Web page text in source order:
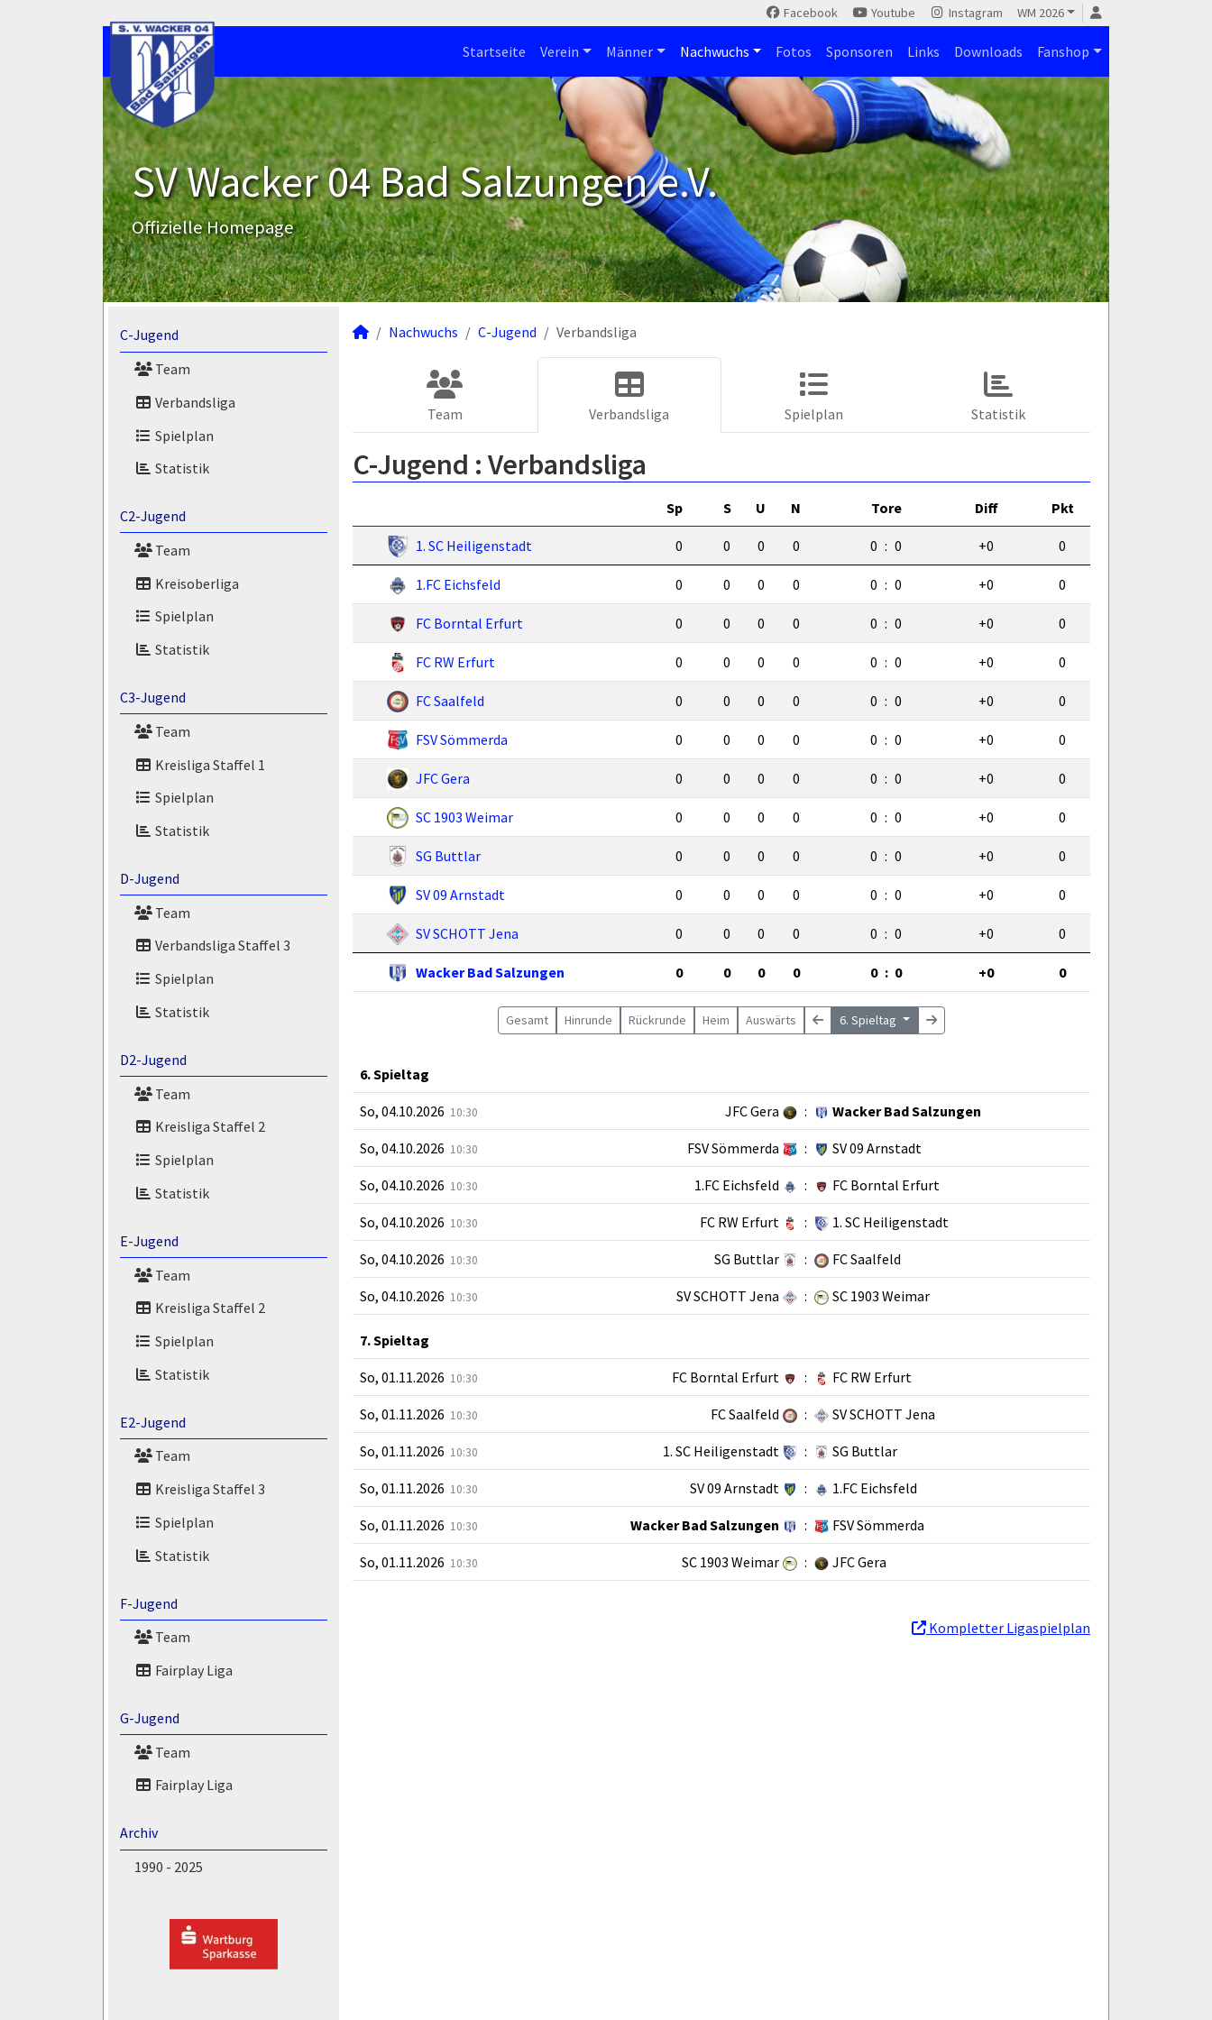
Facebook Youtube Instagram WM 2026
Startseite Verein Männer Nachwuchs Fotos Sponsoren Links Downloads Fanshop
SV Wacker 04 Bad Salzungen e.V.
Offizielle Homepage
C-Jugend
Team
Verbandsliga
Spielplan
Statistik
C2-Jugend
Team
Kreisoberliga
Spielplan
Statistik
C3-Jugend
Team
Kreisliga Staffel 1
Spielplan
Statistik
D-Jugend
Team
Verbandsliga Staffel 3
Spielplan
Statistik
D2-Jugend
Team
Kreisliga Staffel 2
Spielplan
Statistik
E-Jugend
Team
Kreisliga Staffel 2
Spielplan
Statistik
E2-Jugend
Team
Kreisliga Staffel 3
Spielplan
Statistik
F-Jugend
Team
Fairplay Liga
G-Jugend
Team
Fairplay Liga
Archiv
1990 - 2025
Nachwuchs C-Jugend Verbandsliga
Team Verbandsliga Spielplan Statistik
C-Jugend : Verbandsliga
Sp S U N Tore Diff Pkt
1. SC Heiligenstadt 0 0 0 0 0 : 0 +0 0
1.FC Eichsfeld 0 0 0 0 0 : 0 +0 0
FC Borntal Erfurt 0 0 0 0 0 : 0 +0 0
FC RW Erfurt 0 0 0 0 0 : 0 +0 0
FC Saalfeld 0 0 0 0 0 : 0 +0 0
FSV Sömmerda 0 0 0 0 0 : 0 +0 0
JFC Gera 0 0 0 0 0 : 0 +0 0
SC 1903 Weimar 0 0 0 0 0 : 0 +0 0
SG Buttlar 0 0 0 0 0 : 0 +0 0
SV 09 Arnstadt 0 0 0 0 0 : 0 +0 0
SV SCHOTT Jena 0 0 0 0 0 : 0 +0 0
Wacker Bad Salzungen 0 0 0 0 0 : 0 +0 0
Gesamt Hinrunde Rückrunde Heim Auswärts 6. Spieltag
6. Spieltag
So, 04.10.2026 10:30 JFC Gera : Wacker Bad Salzungen
So, 04.10.2026 10:30 FSV Sömmerda : SV 09 Arnstadt
So, 04.10.2026 10:30 1.FC Eichsfeld : FC Borntal Erfurt
So, 04.10.2026 10:30 FC RW Erfurt : 1. SC Heiligenstadt
So, 04.10.2026 10:30 SG Buttlar : FC Saalfeld
So, 04.10.2026 10:30 SV SCHOTT Jena : SC 1903 Weimar
7. Spieltag
So, 01.11.2026 10:30 FC Borntal Erfurt : FC RW Erfurt
So, 01.11.2026 10:30 FC Saalfeld : SV SCHOTT Jena
So, 01.11.2026 10:30 1. SC Heiligenstadt : SG Buttlar
So, 01.11.2026 10:30 SV 09 Arnstadt : 1.FC Eichsfeld
So, 01.11.2026 10:30 Wacker Bad Salzungen : FSV Sömmerda
So, 01.11.2026 10:30 SC 1903 Weimar : JFC Gera
Kompletter Ligaspielplan